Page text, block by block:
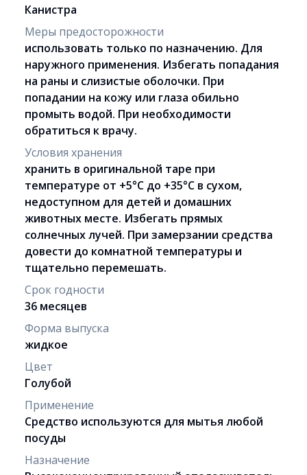
Канистра
Меры предосторожности
использовать только по назначению. Для
наружного применения. Избегать попадания
на раны и слизистые оболочки. При
попадании на кожу или глаза обильно
промыть водой. При необходимости
обратиться к врачу.
Условия хранения
хранить в оригинальной таре при
температуре от +5°С до +35°С в сухом,
недоступном для детей и домашних
животных месте. Избегать прямых
солнечных лучей. При замерзании средства
довести до комнатной температуры и
тщательно перемешать.
Срок годности
36 месяцев
Форма выпуска
жидкое
Цвет
Голубой
Применение
Средство используются для мытья любой
посуды
Назначение